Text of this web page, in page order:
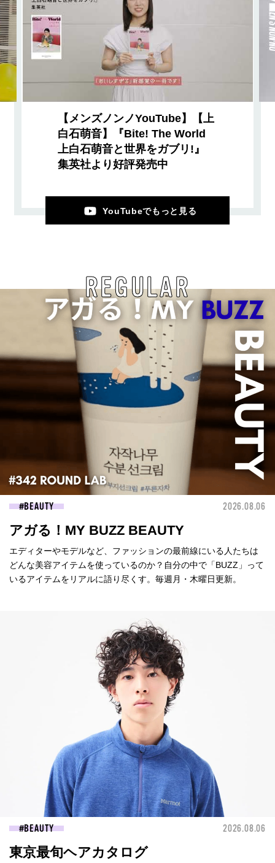
【メンズノンノYouTube】【上
白石萌音】『Bite! The World
上白石萌音と世界をガブリ!』
集英社より好評発売中
YouTubeでもっと見る
REGULAR
BEAUTY 2026.08.06
アガる！MY BUZZ BEAUTY
エディターやモデルなど、ファッションの最前線にいる人たちは
どんな美容アイテムを使っているのか？自分の中で「BUZZ」って
いるアイテムをリアルに語り尽くす。毎週月・木曜日更新。
BEAUTY 2026.08.06
東京最旬ヘアカタログ